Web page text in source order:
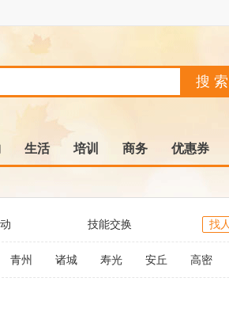
生活 培训 商务 优惠券
技能交换 找
青州 诸城 寿光 安丘 高密